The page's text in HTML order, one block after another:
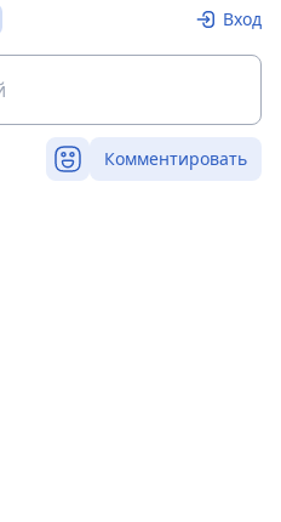
Вход
Комментировать